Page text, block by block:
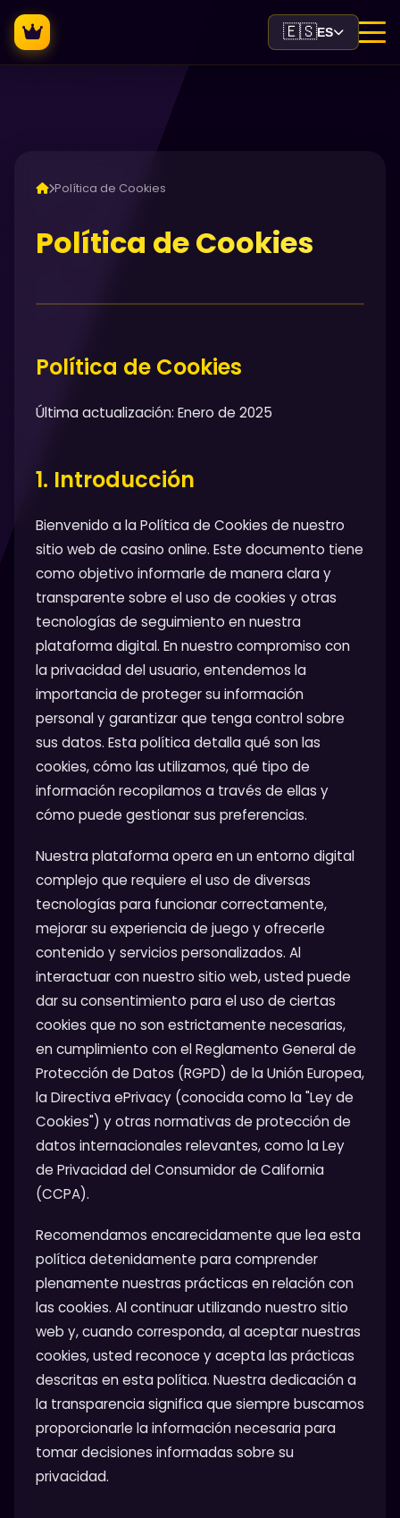
🇪🇸ES
Política de Cookies
Política de Cookies
Política de Cookies
Última actualización: Enero de 2025
1. Introducción
Bienvenido a la Política de Cookies de nuestro
sitio web de casino online. Este documento tiene
como objetivo informarle de manera clara y
transparente sobre el uso de cookies y otras
tecnologías de seguimiento en nuestra
plataforma digital. En nuestro compromiso con
la privacidad del usuario, entendemos la
importancia de proteger su información
personal y garantizar que tenga control sobre
sus datos. Esta política detalla qué son las
cookies, cómo las utilizamos, qué tipo de
información recopilamos a través de ellas y
cómo puede gestionar sus preferencias.
Nuestra plataforma opera en un entorno digital
complejo que requiere el uso de diversas
tecnologías para funcionar correctamente,
mejorar su experiencia de juego y ofrecerle
contenido y servicios personalizados. Al
interactuar con nuestro sitio web, usted puede
dar su consentimiento para el uso de ciertas
cookies que no son estrictamente necesarias,
en cumplimiento con el Reglamento General de
Protección de Datos (RGPD) de la Unión Europea,
la Directiva ePrivacy (conocida como la "Ley de
Cookies") y otras normativas de protección de
datos internacionales relevantes, como la Ley
de Privacidad del Consumidor de California
(CCPA).
Recomendamos encarecidamente que lea esta
política detenidamente para comprender
plenamente nuestras prácticas en relación con
las cookies. Al continuar utilizando nuestro sitio
web y, cuando corresponda, al aceptar nuestras
cookies, usted reconoce y acepta las prácticas
descritas en esta política. Nuestra dedicación a
la transparencia significa que siempre buscamos
proporcionarle la información necesaria para
tomar decisiones informadas sobre su
privacidad.